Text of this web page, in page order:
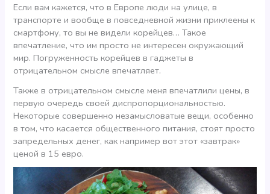
Если вам кажется, что в Европе люди на улице, в
транспорте и вообще в повседневной жизни приклеены к
смартфону, то вы не видели корейцев… Такое
впечатление, что им просто не интересен окружающий
мир. Погруженность корейцев в гаджеты в
отрицательном смысле впечатляет.
Также в отрицательном смысле меня впечатлили цены, в
первую очередь своей диспропорциональностью.
Некоторые совершенно незамысловатые вещи, особенно
в том, что касается общественного питания, стоят просто
запредельных денег, как например вот этот «завтрак»
ценой в 15 евро.